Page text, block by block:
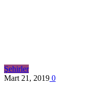
Şehirler
Mart 21, 2019 0